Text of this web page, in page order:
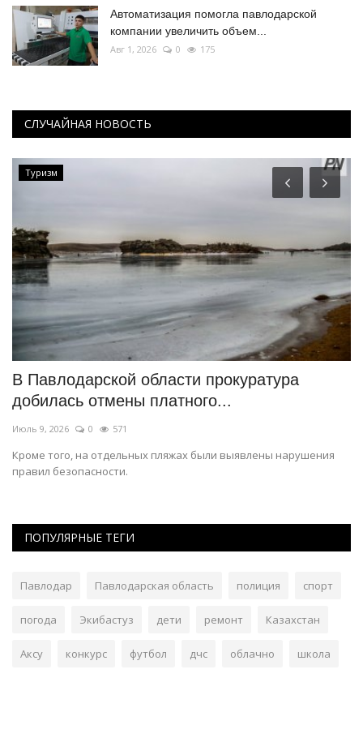
Автоматизация помогла павлодарской
компании увеличить объем...
Авг 1, 2026 0 175
СЛУЧАЙНАЯ НОВОСТЬ
Туризм
В Павлодарской области прокуратура
добилась отмены платного...
Июль 9, 2026 0 571
Кроме того, на отдельных пляжах были выявлены нарушения
правил безопасности.
ПОПУЛЯРНЫЕ ТЕГИ
Павлодар Павлодарская область полиция спорт
погода Экибастуз дети ремонт Казахстан
Аксу конкурс футбол дчс облачно школа